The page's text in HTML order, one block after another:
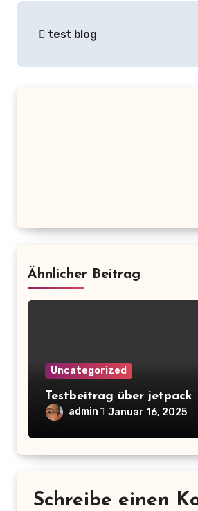
Navigation
test blog
Ähnlicher Beitrag
Uncategorized
Testbeitrag über jetpack
admin Januar 16, 2025
Schreibe einen